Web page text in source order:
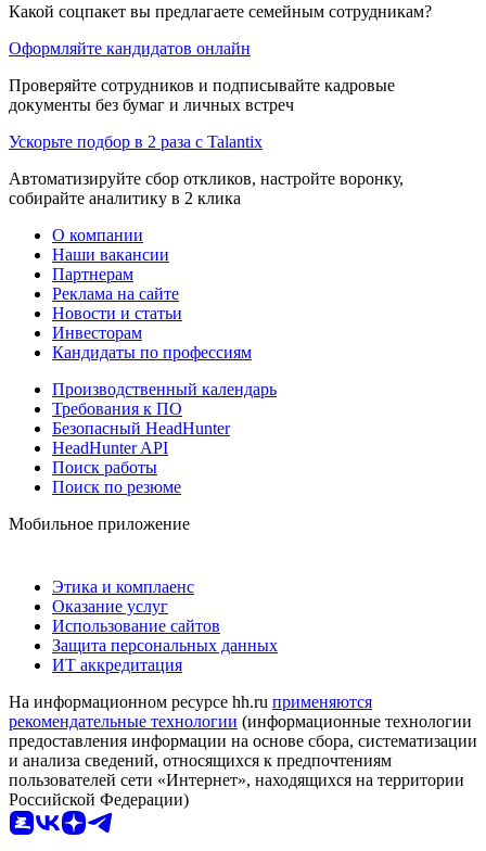
Какой соцпакет вы предлагаете семейным сотрудникам?
Оформляйте кандидатов онлайн
Проверяйте сотрудников и подписывайте кадровые
документы без бумаг и личных встреч
Ускорьте подбор в 2 раза с Talantix
Автоматизируйте сбор откликов, настройте воронку,
собирайте аналитику в 2 клика
О компании
Наши вакансии
Партнерам
Реклама на сайте
Новости и статьи
Инвесторам
Кандидаты по профессиям
Производственный календарь
Требования к ПО
Безопасный HeadHunter
HeadHunter API
Поиск работы
Поиск по резюме
Мобильное приложение
Этика и комплаенс
Оказание услуг
Использование сайтов
Защита персональных данных
ИТ аккредитация
На информационном ресурсе hh.ru применяются
рекомендательные технологии (информационные технологии
предоставления информации на основе сбора, систематизации
и анализа сведений, относящихся к предпочтениям
пользователей сети «Интернет», находящихся на территории
Российской Федерации)